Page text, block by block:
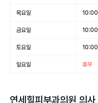
목요일
금요일
토요일
일요일 휴무
연세힐피부과의원 의